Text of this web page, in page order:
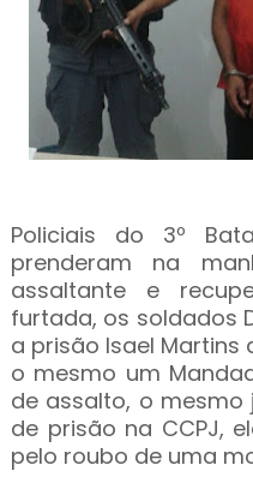
Policiais do 3º
prenderam na
assaltante e
furtada, os soldados
a prisão Isael Martins
o mesmo um
de assalto, o
de prisão na CCPJ,
pelo roubo de uma